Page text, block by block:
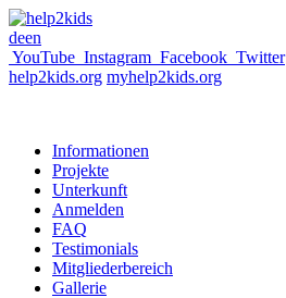
deen
YouTube Instagram Facebook Twitter
help2kids.org myhelp2kids.org
Informationen
Projekte
Unterkunft
Anmelden
FAQ
Testimonials
Mitgliederbereich
Gallerie